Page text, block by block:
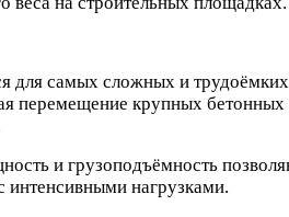
для самых сложных и трудоёмких
перемещение крупных бетонных
и грузоподъёмность
интенсивными нагрузками.